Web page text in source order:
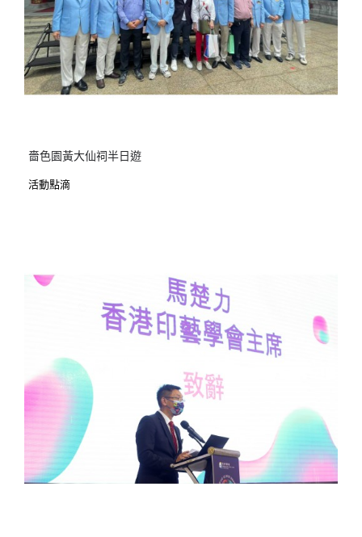
嗇色園黃大仙祠半日遊
活動點滴